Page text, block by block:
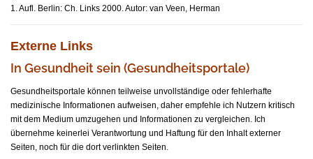
1. Aufl. Berlin: Ch. Links 2000. Autor: van Veen, Herman
Externe Links
In Gesundheit sein (Gesundheitsportale)
Gesundheitsportale können teilweise unvollständige oder fehlerhafte
medizinische Informationen aufweisen, daher empfehle ich Nutzern kritisch
mit dem Medium umzugehen und Informationen zu vergleichen. Ich
übernehme keinerlei Verantwortung und Haftung für den Inhalt externer
Seiten, noch für die dort verlinkten Seiten.